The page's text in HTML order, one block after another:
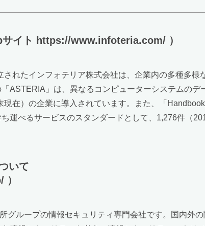
サイト https://www.infoteria.com/ ）
れたインフォテリア株式会社は、企業内の多種多様
ASTERIA」は、異なるコンピューターシステムの
在）の企業に導入されています。また、「
運べるサービスのスタンダードとして、1,276件（
いて
グループの情報セキュリティ専門会社です。国内外